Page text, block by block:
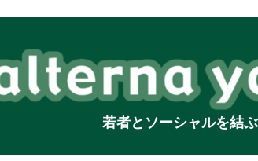
若者とソーシャルを結ぶ